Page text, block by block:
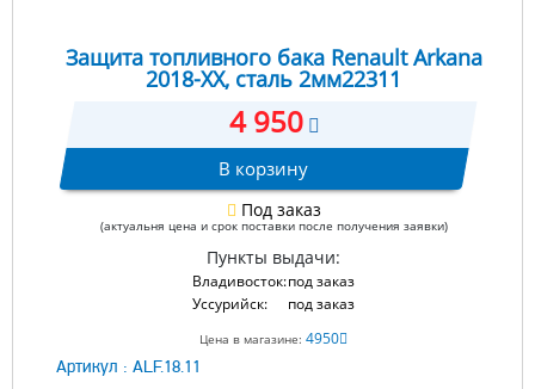
Защита топливного бака Renault Arkana
2018-XX, сталь 2мм22311
4 950
В корзину
Под заказ
(актуальня цена и срок поставки после получения заявки)
Пункты выдачи:
Владивосток:под заказ
Уссурийск:
под заказ
Цена в магазине: 4950
Артикул : ALF.18.11